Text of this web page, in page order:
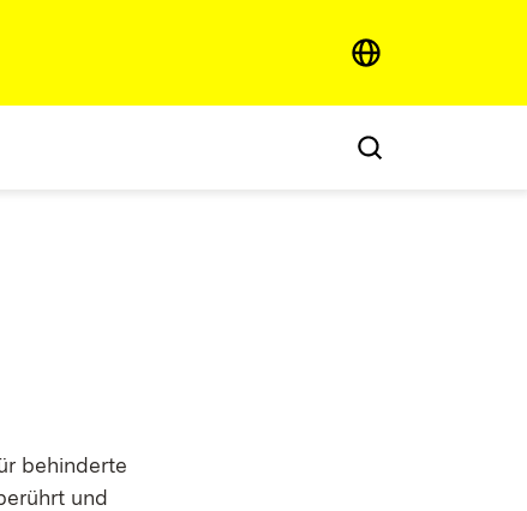
behinderte
und